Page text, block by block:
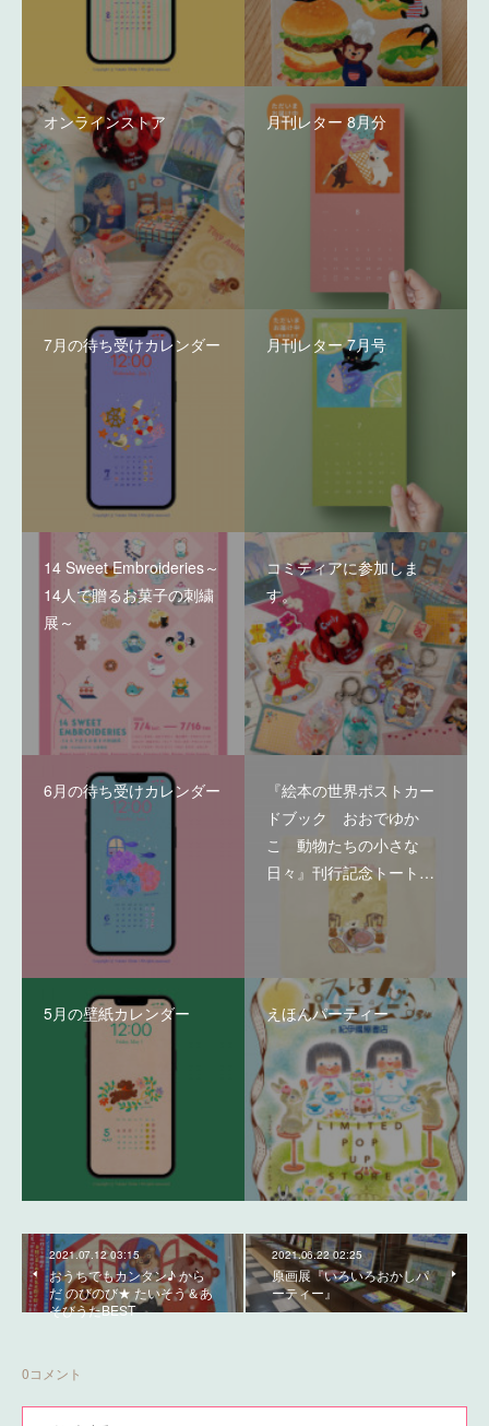
オンラインストア 月刊レター 8月分
7月の待ち受けカレンダー 月刊レター 7月号
14 Sweet Embroideries～
14人で贈るお菓子の刺繍
展～
コミティアに参加しま
す。
6月の待ち受けカレンダー
『絵本の世界ポストカー
ドブック おおでゆか
こ 動物たちの小さな
日々』刊行記念トート…
5月の壁紙カレンダー えほんパーティー
2021.07.12 03:15
おうちでもカンタン♪ から
だ のびのび★ たいそう＆あ
そびうたBEST
2021.06.22 02:25
原画展『いろいろおかしパ
ーティー』
0コメント